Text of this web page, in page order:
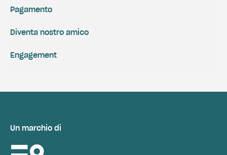
Pagamento
Engagement
Diventa nostro amico
Un marchio di